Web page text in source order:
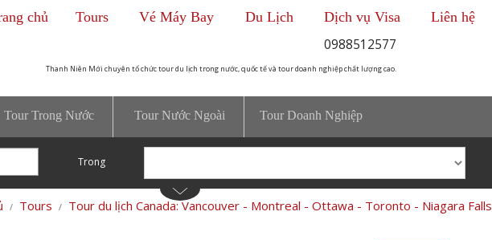
0988512577
Thanh Niên Mới chuyên tổ chức tour du lịch trong nước, quốc tế và tour doanh nghiệp chất lượng cao.
chủ Tours Vé Máy Bay Du Lịch Dịch vụ Visa Liên hệ
Tour Trong Nước Tour Nước Ngoài Tour Doanh Nghiệp
Trong
Tours Tour du lịch Canada: Vancouver - Montreal - Ottawa - Toronto - Niagara Falls